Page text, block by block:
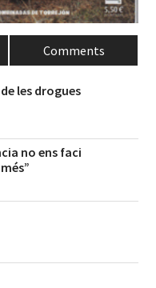
Comments
les drogues
no ens faci